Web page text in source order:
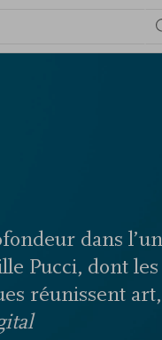
dans
Pucci, dont
réunissent